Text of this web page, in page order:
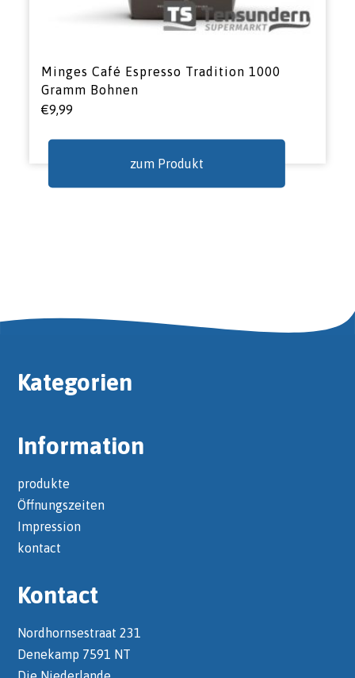
Minges Café Espresso Tradition 1000
Gramm Bohnen
€9,99
zum Produkt
Kategorien
Information
produkte
Öffnungszeiten
Impression
kontact
Kontact
Nordhornsestraat 231
Denekamp 7591 NT